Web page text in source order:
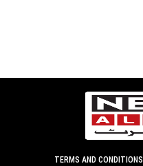
TERMS AND CONDITIONS